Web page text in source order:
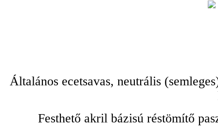
Általános ecetsavas, neutrális
Festhető akril bázisú réstömítő